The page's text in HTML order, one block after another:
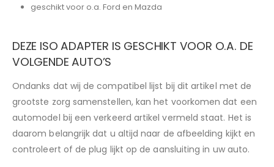
geschikt voor o.a. Ford en Mazda
DEZE ISO ADAPTER IS GESCHIKT VOOR O.A. DE
VOLGENDE AUTO’S
Ondanks dat wij de compatibel lijst bij dit artikel met de
grootste zorg samenstellen, kan het voorkomen dat een
automodel bij een verkeerd artikel vermeld staat. Het is
daarom belangrijk dat u altijd naar de afbeelding kijkt en
controleert of de plug lijkt op de aansluiting in uw auto.